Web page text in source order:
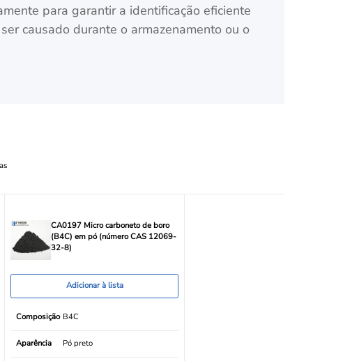
para garantir a identificação eficiente
causado durante o armazenamento ou o
CA0197 Micro carboneto de boro
(B4C) em pó (número CAS 12069-
32-8)
Adicionar à lista
Composição B4C
Aparência Pó preto